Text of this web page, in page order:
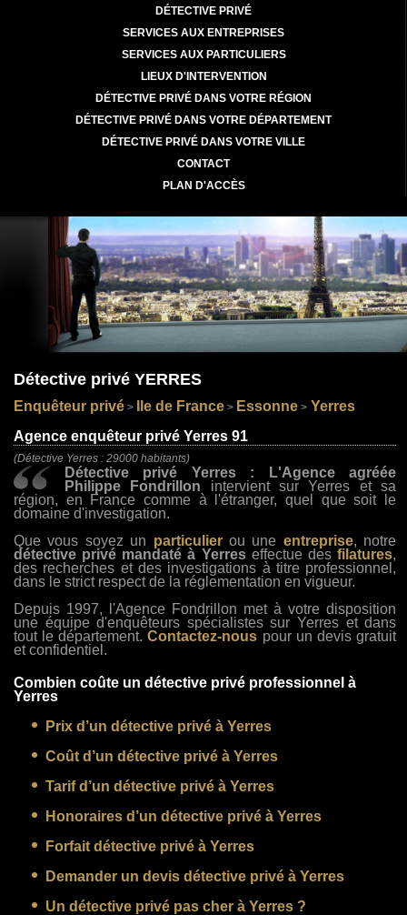
DÉTECTIVE PRIVÉ
SERVICES AUX ENTREPRISES
SERVICES AUX PARTICULIERS
LIEUX D'INTERVENTION
DÉTECTIVE PRIVÉ DANS VOTRE RÉGION
DÉTECTIVE PRIVÉ DANS VOTRE DÉPARTEMENT
DÉTECTIVE PRIVÉ DANS VOTRE VILLE
CONTACT
PLAN D'ACCÈS
Détective privé YERRES
Enquêteur privé > Ile de France > Essonne > Yerres
Agence enquêteur privé Yerres 91
(Détective Yerres : 29000 habitants)
Détective privé Yerres : L'Agence agréée
Philippe Fondrillon intervient sur Yerres et sa
région, en France comme à l'étranger, quel que soit le
domaine d'investigation.
Que vous soyez un particulierou une entreprise, notre
détective privé mandaté à Yerreseffectue desfilatures,
des recherches et des investigations à titre professionnel,
dans le strict respect de la réglementation en vigueur.
Depuis 1997, l'Agence Fondrillon met à votre disposition
une équipe d'enquêteurs spécialistes sur Yerres et dans
tout le département.Contactez-nous pour un devis gratuit
et confidentiel.
Combien coûte un détective privé professionnel à
Yerres
Prix d’un détective privé à Yerres
Coût d’un détective privé à Yerres
Tarif d’un détective privé à Yerres
Honoraires d’un détective privé à Yerres
Forfait détective privé à Yerres
Demander un devis détective privé à Yerres
Un détective privé pas cher à Yerres ?